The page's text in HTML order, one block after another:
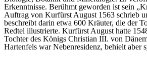
Erkenntnisse. Berühmt geworden ist sein
Auftrag von Kurfürst August 1563 schrieb
beschreibt darin etwa 600 Kräuter, die der
Redtel illustrierte. Kurfürst August hatte
Tochter des Königs Christian III. von
Hartenfels war Nebenresidenz, behielt aber